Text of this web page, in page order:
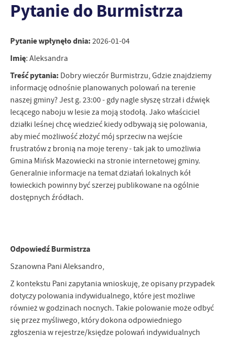
Pytanie do Burmistrza
Pytanie wpłynęło dnia: 2026-01-04
Imię: Aleksandra
Treść pytania: Dobry wieczór Burmistrzu, Gdzie znajdziemy
informację odnośnie planowanych polowań na terenie
naszej gminy? Jest g. 23:00 - gdy nagle słyszę strzał i dźwięk
lecącego naboju w lesie za moją stodołą. Jako właściciel
działki leśnej chcę wiedzieć kiedy odbywają się polowania,
aby mieć możliwość złożyć mój sprzeciw na wejście
frustratów z bronią na moje tereny - tak jak to umożliwia
Gmina Mińsk Mazowiecki na stronie internetowej gminy.
Generalnie informacje na temat działań lokalnych kół
łowieckich powinny być szerzej publikowane na ogólnie
dostępnych źródłach.
Odpowiedź Burmistrza
Szanowna Pani Aleksandro,
Z kontekstu Pani zapytania wnioskuję, że opisany przypadek
dotyczy polowania indywidualnego, które jest możliwe
również w godzinach nocnych. Takie polowanie może odbyć
się przez myśliwego, który dokona odpowiedniego
zgłoszenia w rejestrze/księdze polowań indywidualnych
personalizację określonych funkcjonalności czy prezentowanych
treści.
korzystania z funkcjonalności naszej strony poprzez dopasowanie
funkcjonalne i personalizacyjne pliki cookies gwarantuje
dostępność większej ilości funkcji na stronie.
Analityczne pliki cookies pomagają nam rozwijać się i
dostosowywać do Twoich potrzeb.
Cookies analityczne pozwalają na uzyskanie informacji w zakresie
wykorzystywania witryny internetowej, miejsca oraz częstotliwości,
z jaką odwiedzane są nasze serwisy www. Dane pozwalają nam na
ocenę naszych serwisów internetowych pod względem ich
popularności wśród użytkowników. Zgromadzone informacje są
przetwarzane w formie zanonimizowanej. Wyrażenie zgody na
analityczne pliki cookies gwarantuje dostępność wszystkich
funkcjonalności.
Więcej
Reklamowe
Dzięki reklamowym plikom cookies prezentujemy Ci najciekawsze
informacje i aktualności na stronach naszych partnerów.
Promocyjne pliki cookies służą do prezentowania Ci naszych
komunikatów na podstawie analizy Twoich upodobań oraz Twoich
zwyczajów dotyczących przeglądanej witryny internetowej. Treści
treści w postaci wiadomości, ofert, komunikatów mediów
społecznościowych.
Więcej